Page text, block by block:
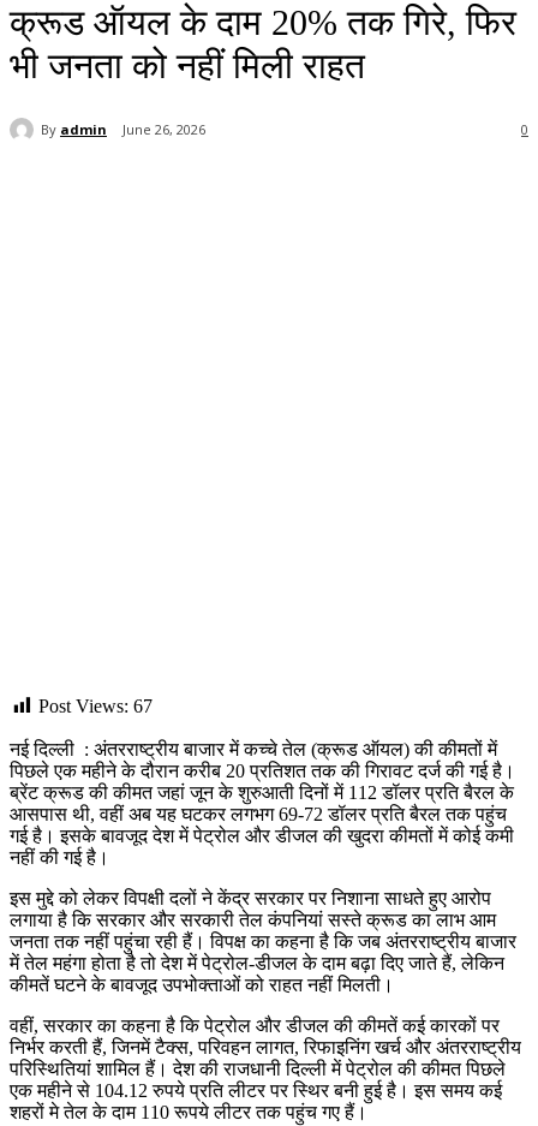
क्रूड ऑयल के दाम 20% तक गिरे, फिर
भी जनता को नहीं मिली राहत
By admin June 26, 2026 0
Post Views: 67
नई दिल्ली : अंतरराष्ट्रीय बाजार में कच्चे तेल (क्रूड ऑयल) की कीमतों में
पिछले एक महीने के दौरान करीब 20 प्रतिशत तक की गिरावट दर्ज की गई है।
ब्रेंट क्रूड की कीमत जहां जून के शुरुआती दिनों में 112 डॉलर प्रति बैरल के
आसपास थी, वहीं अब यह घटकर लगभग 69-72 डॉलर प्रति बैरल तक पहुंच
गई है। इसके बावजूद देश में पेट्रोल और डीजल की खुदरा कीमतों में कोई कमी
नहीं की गई है।
इस मुद्दे को लेकर विपक्षी दलों ने केंद्र सरकार पर निशाना साधते हुए आरोप
लगाया है कि सरकार और सरकारी तेल कंपनियां सस्ते क्रूड का लाभ आम
जनता तक नहीं पहुंचा रही हैं। विपक्ष का कहना है कि जब अंतरराष्ट्रीय बाजार
में तेल महंगा होता है तो देश में पेट्रोल-डीजल के दाम बढ़ा दिए जाते हैं, लेकिन
कीमतें घटने के बावजूद उपभोक्ताओं को राहत नहीं मिलती।
वहीं, सरकार का कहना है कि पेट्रोल और डीजल की कीमतें कई कारकों पर
निर्भर करती हैं, जिनमें टैक्स, परिवहन लागत, रिफाइनिंग खर्च और अंतरराष्ट्रीय
परिस्थितियां शामिल हैं। देश की राजधानी दिल्ली में पेट्रोल की कीमत पिछले
एक महीने से 104.12 रुपये प्रति लीटर पर स्थिर बनी हुई है। इस समय कई
शहरों मे तेल के दाम 110 रूपये लीटर तक पहुंच गए हैं।